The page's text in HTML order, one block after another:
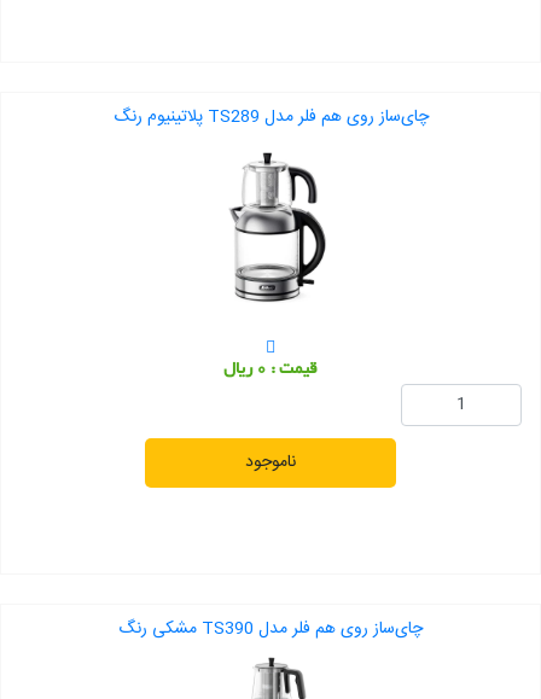
چای‌ساز روی هم فلر مدل TS289 پلاتینیوم رنگ
قیمت : 0 ریال
ناموجود
چای‌ساز روی هم فلر مدل TS390 مشکی رنگ